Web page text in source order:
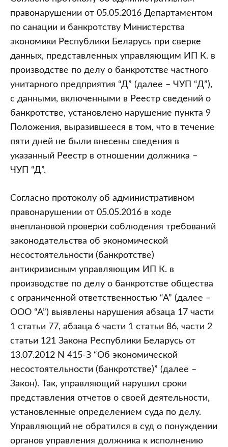
правонарушении от 05.05.2016 Департаментом
по санации и банкротству Министерства
экономики Республики Беларусь при сверке
данных, представленных управляющим ИП К. в
производстве по делу о банкротстве частного
унитарного предприятия “Д” (далее – ЧУП “Д”),
с данными, включенными в Реестр сведений о
банкротстве, установлено нарушение пункта 9
Положения, выразившееся в том, что в течение
пяти дней не были внесены сведения в
указанный Реестр в отношении должника –
ЧУП “Д”.
Согласно протоколу об административном
правонарушении от 05.05.2016 в ходе
внеплановой проверки соблюдения требований
законодательства об экономической
несостоятельности (банкротстве)
антикризисным управляющим ИП К. в
производстве по делу о банкротстве общества
с ограниченной ответственностью “А” (далее –
ООО “А”) выявлены нарушения абзаца 17 части
1 статьи 77, абзаца 6 части 1 статьи 86, части 2
статьи 121 Закона Республики Беларусь от
13.07.2012 N 415-З “Об экономической
несостоятельности (банкротстве)” (далее –
Закон). Так, управляющий нарушил сроки
представления отчетов о своей деятельности,
установленные определением суда по делу.
Управляющий не обратился в суд о понуждении
органов управления должника к исполнению